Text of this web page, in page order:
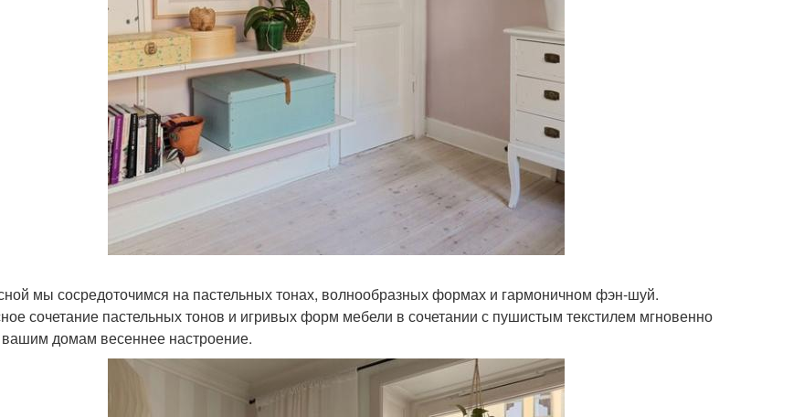
мы сосредоточимся на пастельных тонах, волнообразных формах и гармоничном фэн-шуй.
сочетание пастельных тонов и игривых форм мебели в сочетании с пушистым текстилем мгновенно
вашим домам весеннее настроение.